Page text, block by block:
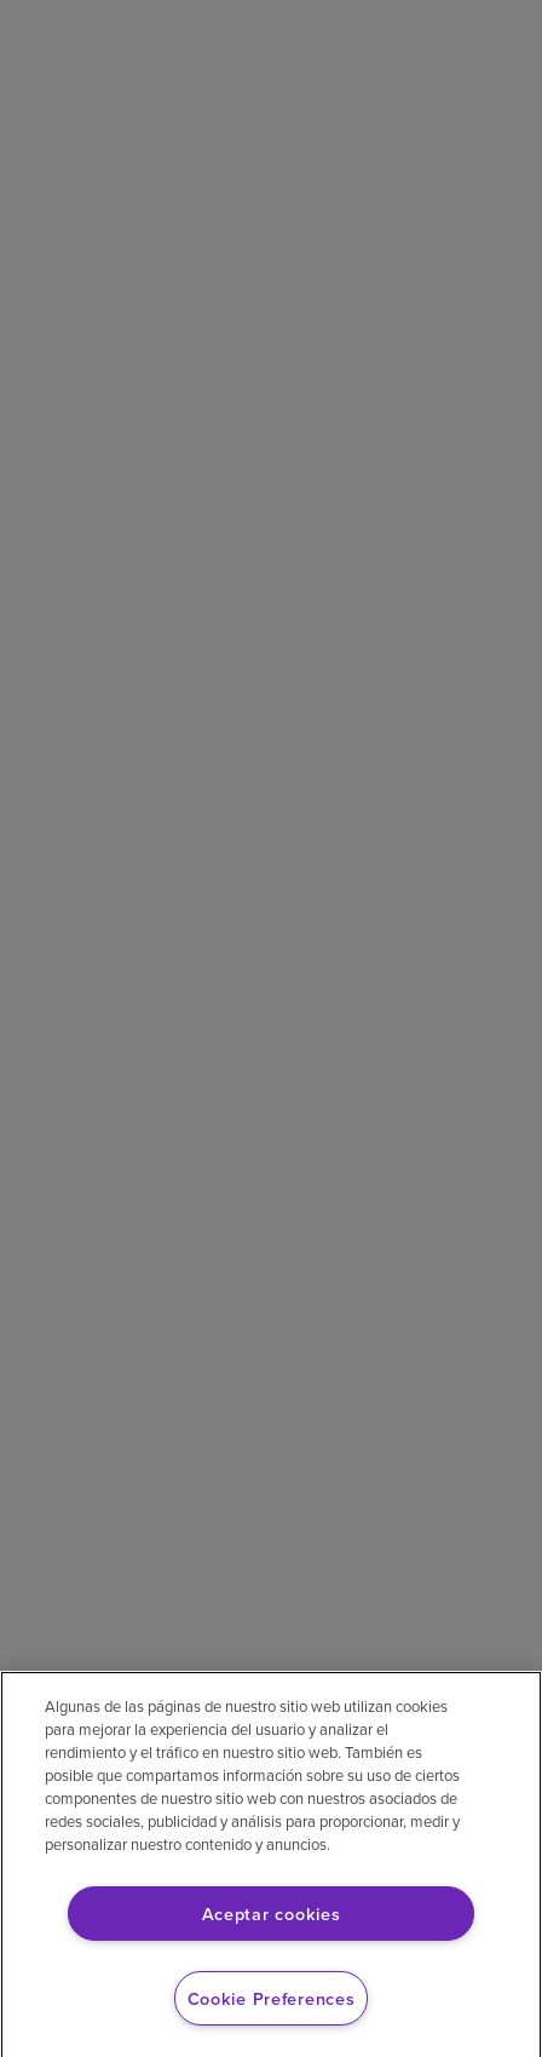
Algunas de las páginas de nuestro sitio web utilizan cookies
para mejorar la experiencia del usuario y analizar el
rendimiento y el tráfico en nuestro sitio web. También es
posible que compartamos información sobre su uso de ciertos
componentes de nuestro sitio web con nuestros asociados de
redes sociales, publicidad y análisis para proporcionar, medir y
personalizar nuestro contenido y anuncios.
Aceptar cookies
Cookie Preferences